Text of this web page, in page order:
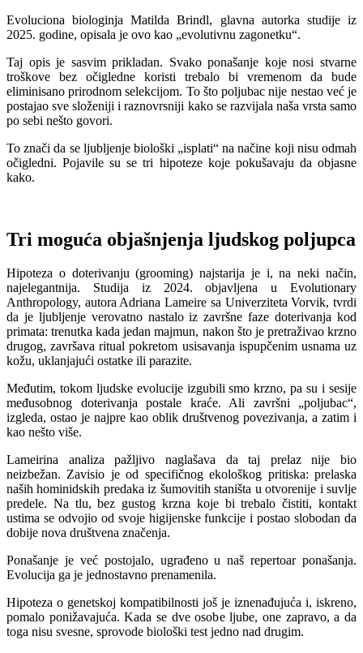
Evoluciona biologinja Matilda Brindl, glavna autorka studije iz
2025. godine, opisala je ovo kao „evolutivnu zagonetku“.
Taj opis je sasvim prikladan. Svako ponašanje koje nosi stvarne
troškove bez očigledne koristi trebalo bi vremenom da bude
eliminisano prirodnom selekcijom. To što poljubac nije nestao već je
postajao sve složeniji i raznovrsniji kako se razvijala naša vrsta samo
po sebi nešto govori.
To znači da se ljubljenje biološki „isplati“ na načine koji nisu odmah
očigledni. Pojavile su se tri hipoteze koje pokušavaju da objasne
kako.
Tri moguća objašnjenja ljudskog poljupca
Hipoteza o doterivanju (grooming) najstarija je i, na neki način,
najelegantnija. Studija iz 2024. objavljena u Evolutionary
Anthropology, autora Adriana Lameire sa Univerziteta Vorvik, tvrdi
da je ljubljenje verovatno nastalo iz završne faze doterivanja kod
primata: trenutka kada jedan majmun, nakon što je pretraživao krzno
drugog, završava ritual pokretom usisavanja ispupčenim usnama uz
kožu, uklanjajući ostatke ili parazite.
Međutim, tokom ljudske evolucije izgubili smo krzno, pa su i sesije
međusobnog doterivanja postale kraće. Ali završni „poljubac“,
izgleda, ostao je najpre kao oblik društvenog povezivanja, a zatim i
kao nešto više.
Lameirina analiza pažljivo naglašava da taj prelaz nije bio
neizbežan. Zavisiо je od specifičnog ekološkog pritiska: prelaska
naših hominidskih predaka iz šumovitih staništa u otvorenije i suvlje
predele. Na tlu, bez gustog krzna koje bi trebalo čistiti, kontakt
ustima se odvojio od svoje higijenske funkcije i postao slobodan da
dobije nova društvena značenja.
Ponašanje je već postojalo, ugrađeno u naš repertoar ponašanja.
Evolucija ga je jednostavno prenamenila.
Hipoteza o genetskoj kompatibilnosti još je iznenađujuća i, iskreno,
pomalo ponižavajuća. Kada se dve osobe ljube, one zapravo, a da
toga nisu svesne, sprovode biološki test jedno nad drugim.